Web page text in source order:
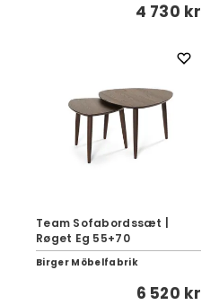
4 730 kr
Team Sofabordssæt |
Røget Eg 55+70
Birger Möbelfabrik
6 520 kr